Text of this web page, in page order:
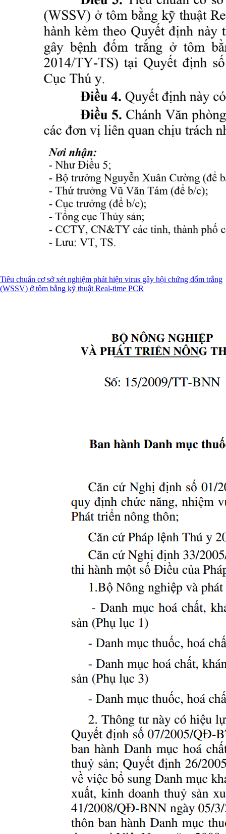
Tiêu chuẩn cơ sở xét nghiệm phát hiện virus gây hội chứng đốm trắng
(WSSV) ở tôm bằng kỹ thuật Real-time PCR